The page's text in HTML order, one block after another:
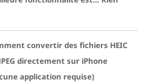
convertir des fichiers HEIC
directement sur iPhone
application requise)